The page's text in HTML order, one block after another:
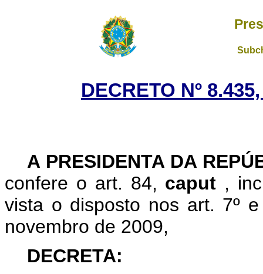
DECRETO Nº
A PRESIDENTA DA
confere o art. 84, caput ,
vista o disposto nos art. 7º
novembro de 2009,
DECRETA: